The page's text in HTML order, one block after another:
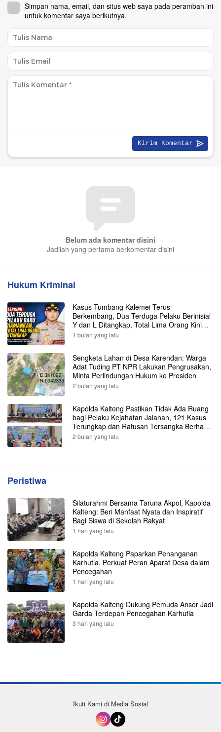
Simpan nama, email, dan situs web saya pada peramban ini
untuk komentar saya berikutnya.
Belum ada komentar disini
Jadilah yang pertama berkomentar disini
Hukum Kriminal
Kasus Tumbang Kalemei Terus
Berkembang, Dua Terduga Pelaku Berinisial
Y dan L Ditangkap, Total Lima Orang Kini
Diamankan Polisi
1 bulan yang lalu
Sengketa Lahan di Desa Karendan: Warga
Adat Tuding PT NPR Lakukan Pengrusakan,
Minta Perlindungan Hukum ke Presiden
2 bulan yang lalu
Kapolda Kalteng Pastikan Tidak Ada Ruang
bagi Pelaku Kejahatan Jalanan, 121 Kasus
Terungkap dan Ratusan Tersangka Berhasil
Dibekuk
2 bulan yang lalu
Peristiwa
Silaturahmi Bersama Taruna Akpol, Kapolda
Kalteng: Beri Manfaat Nyata dan Inspiratif
Bagi Siswa di Sekolah Rakyat
1 hari yang lalu
Kapolda Kalteng Paparkan Penanganan
Karhutla, Perkuat Peran Aparat Desa dalam
Pencegahan
1 hari yang lalu
Kapolda Kalteng Dukung Pemuda Ansor Jadi
Garda Terdepan Pencegahan Karhutla
3 hari yang lalu
Ikuti Kami di Media Sosial